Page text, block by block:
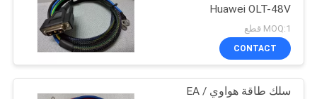
Huawei OLT-48V
MOQ:1 قطع
CONTACT
سلك طاقة هواوي EA /